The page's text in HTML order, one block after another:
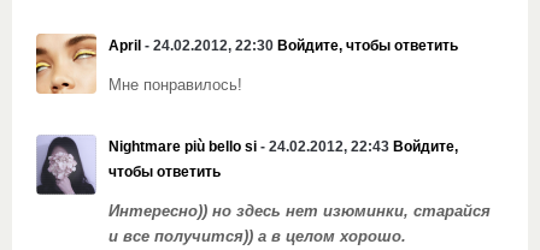
April - 24.02.2012, 22:30 Войдите, чтобы ответить
Мне понравилось!
Nightmare più bello si - 24.02.2012, 22:43 Войдите,
чтобы ответить
Интересно)) но здесь нет изюминки, старайся
и все получится)) а в целом хорошо.